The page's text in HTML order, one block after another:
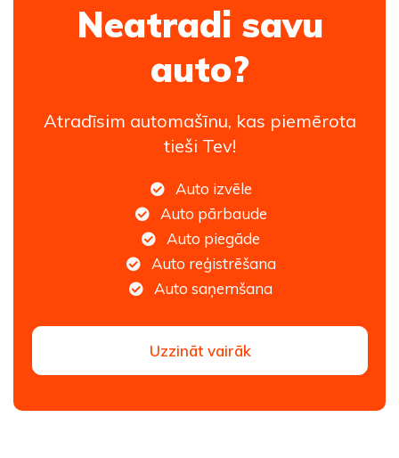
Neatradi savu
auto?
Atradīsim automašīnu, kas piemērota
tieši Tev!
Auto izvēle
Auto pārbaude
Auto piegāde
Auto reģistrēšana
Auto saņemšana
Uzzināt vairāk